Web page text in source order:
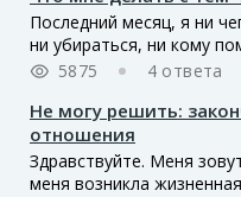
Последний месяц, я ни
ни убираться, ни кому
5875
4 ответа
Не могу решить:
отношения
Здравствуйте. Меня
меня возникла